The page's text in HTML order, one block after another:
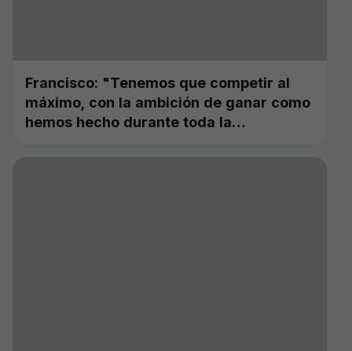
Francisco: "Tenemos que competir al
máximo, con la ambición de ganar como
hemos hecho durante toda la